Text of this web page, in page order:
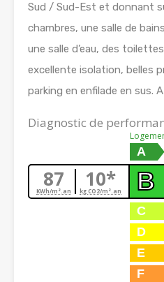
Sud / Sud-Est et donnant
chambres, une salle de
une salle d’eau, des
excellente isolation, belles
parking en enfilade en sus.
Diagnostic de
87
KWh/m².an 10*
kg CO2/m².an
A
B
C
D
E
F